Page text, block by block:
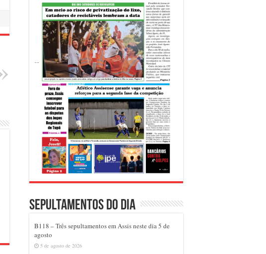
Sepultamentos do dia
B118 – Três sepultamentos em Assis neste dia 5 de
agosto
5 de agosto de 2026